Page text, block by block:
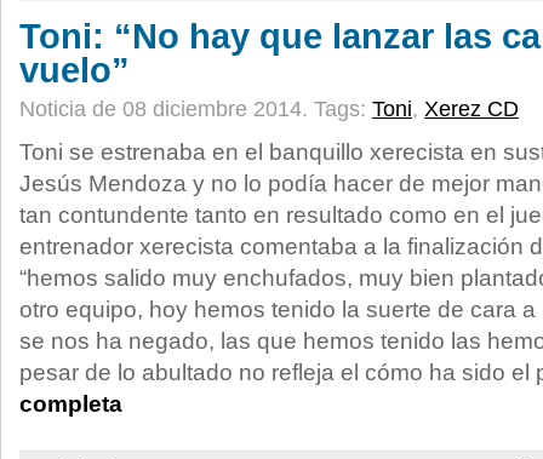
Toni: “No hay que lanzar las
vuelo”
Noticia de 08 diciembre 2014. Tags: Toni, Xerez CD
Toni se estrenaba en el banquillo xerecista en
Jesús Mendoza y no lo podía hacer de mejor
tan contundente tanto en resultado como en el
entrenador xerecista comentaba a la finalización
“hemos salido muy enchufados, muy bien
otro equipo, hoy hemos tenido la suerte de cara
se nos ha negado, las que hemos tenido las
pesar de lo abultado no refleja el cómo ha sido el
completa